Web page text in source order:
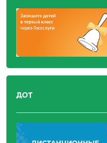
ДОТ